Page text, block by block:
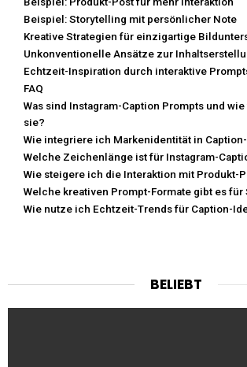
Beispiel: Storytelling mit persönlicher Note
Kreative Strategien für einzigartige
Unkonventionelle Ansätze zur
Echtzeit-Inspiration durch interaktive
FAQ
Was sind Instagram-Caption Prompts und
sie?
Wie integriere ich Markenidentität in
Welche Zeichenlänge ist für Instagram-
Wie steigere ich die Interaktion mit Produkt-
Welche kreativen Prompt-Formate gibt es
Wie nutze ich Echtzeit-Trends für Caption-
BELIEBT